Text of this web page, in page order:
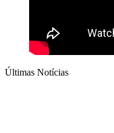
Últimas Notícias